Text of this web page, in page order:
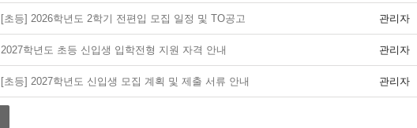
[초등] 2026학년도 2학기 전편입 모집 일정 및 TO공고 관리자
2027학년도 초등 신입생 입학전형 지원 자격 안내 관리자
[초등] 2027학년도 신입생 모집 계획 및 제출 서류 안내 관리자